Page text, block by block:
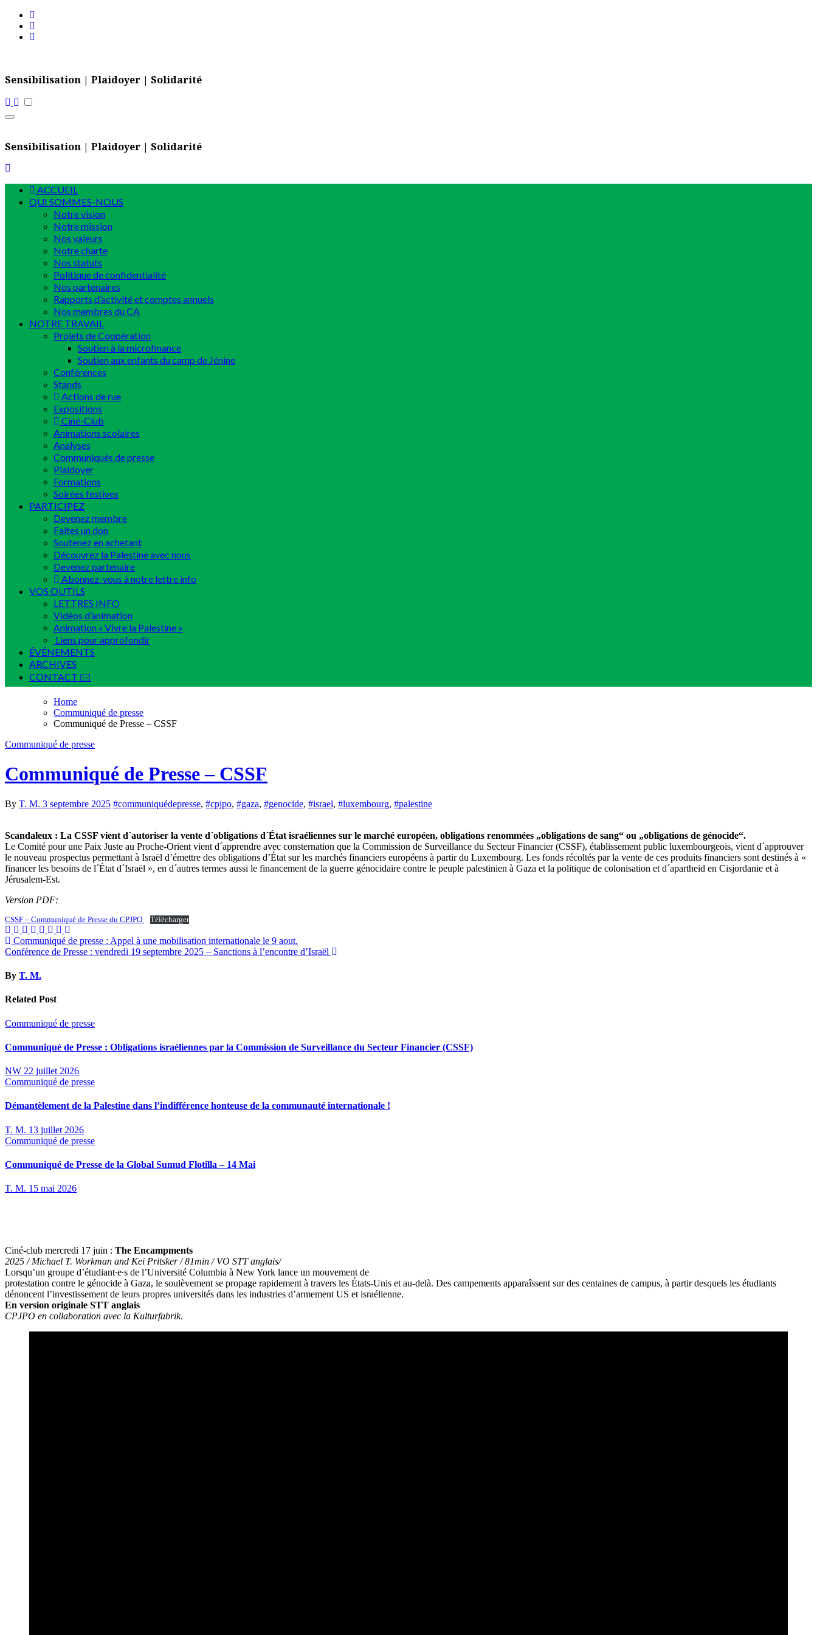
Skip
content
Sensibilisation | Plaidoyer | Solidarité
Sensibilisation | Plaidoyer | Solidarité
ACCUEIL
QUI SOMMES-NOUS
Notre vision
Notre mission
Nos valeurs
Notre charte
Nos statuts
Politique de confidentialité
Nos partenaires
Rapports d’activité et comptes annuels
Nos membres du CA
NOTRE TRAVAIL
Projets de Coopération
Soutien à la microfinance
Soutien aux enfants du camp de Jénine
Conférences
Stands
Actions de rue
Expositions
Ciné-Club
Animations scolaires
Analyses
Communiqués de presse
Plaidoyer
Formations
Soirées festives
PARTICIPEZ
Devenez membre
Faites un don
Soutenez en achetant
Découvrez la Palestine avec nous
Devenez partenaire
Abonnez-vous à notre lettre info
VOS OUTILS
LETTRES INFO
Vidéos d’animation
Animation « Vivre la Palestine »
Liens pour approfondir
ÉVÉNEMENTS
ARCHIVES
CONTACT 🖂
Home
Communiqué de presse
Communiqué de Presse – CSSF
Communiqué de presse
Communiqué de Presse – CSSF
By T. M. 3 septembre 2025 #communiquédepresse, #cpjpo, #gaza, #genocide, #israel, #luxembourg, #palestine
Scandaleux : La CSSF vient d´autoriser la vente d´obligations d´État israéliennes sur le marché européen, obligations renommées „obligations de sang“ ou „obligations de génocide“.
Le Comité pour une Paix Juste au Proche-Orient vient d´apprendre avec consternation que la Commission de Surveillance du Secteur Financier (CSSF), établissement public luxembourgeois, vient d´approuver
le nouveau prospectus permettant à Israël d’émettre des obligations d’État sur les marchés financiers européens à partir du Luxembourg. Les fonds récoltés par la vente de ces produits financiers sont destinés à «
financer les besoins de l´État d´Israël », en d´autres termes aussi le financement de la guerre génocidaire contre le peuple palestinien à Gaza et la politique de colonisation et d´apartheid en Cisjordanie et à
Jérusalem-Est.
Version PDF:
CSSF – Communiqué de Presse du CPJPO Télécharger
Navigation
de
l’article
Communiqué de presse : Appel à une mobilisation internationale le 9 aout.
Conférence de Presse : vendredi 19 septembre 2025 – Sanctions à l’encontre d’Israël
By T. M.
Related Post
Communiqué de presse
Communiqué de Presse : Obligations israéliennes par la Commission de Surveillance du Secteur Financier (CSSF)
NW 22 juillet 2026
Communiqué de presse
Démantèlement de la Palestine dans l’indifférence honteuse de la communauté internationale !
T. M. 13 juillet 2026
Communiqué de presse
Communiqué de Presse de la Global Sumud Flotilla – 14 Mai
T. M. 15 mai 2026
Ciné-club mercredi 17 juin : The Encampments
2025 / Michael T. Workman and Kei Pritsker / 81min / VO STT anglais/
Lorsqu’un groupe d’étudiant∙e∙s de l’Université Columbia à New York lance un mouvement de
protestation contre le génocide à Gaza, le soulèvement se propage rapidement à travers les États-Unis et au-delà. Des campements apparaîssent sur des centaines de campus, à partir desquels les étudiants
dénoncent l’investissement de leurs propres universités dans les industries d’armement US et israélienne.
En version originale STT anglais
CPJPO en collaboration avec la Kulturfabrik.